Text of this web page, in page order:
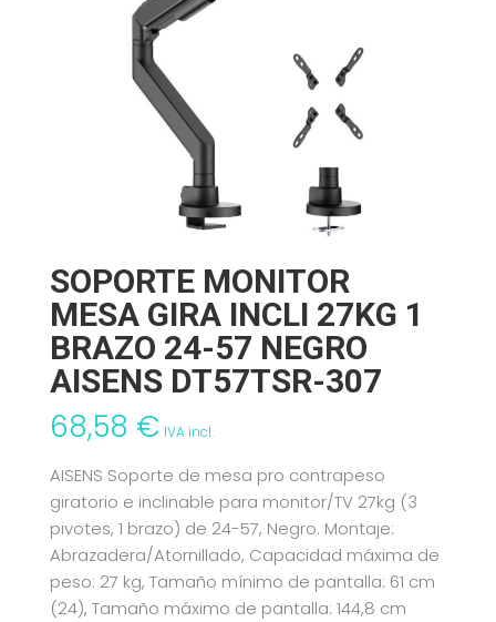
SOPORTE MONITOR
MESA GIRA INCLI 27KG 1
BRAZO 24-57 NEGRO
AISENS DT57TSR-307
68,58 € IVA incl.
AISENS Soporte de mesa pro contrapeso
giratorio e inclinable para monitor/TV 27kg (3
pivotes, 1 brazo) de 24-57, Negro. Montaje:
Abrazadera/Atornillado, Capacidad máxima de
peso: 27 kg, Tamaño mínimo de pantalla: 61 cm
(24), Tamaño máximo de pantalla: 144,8 cm